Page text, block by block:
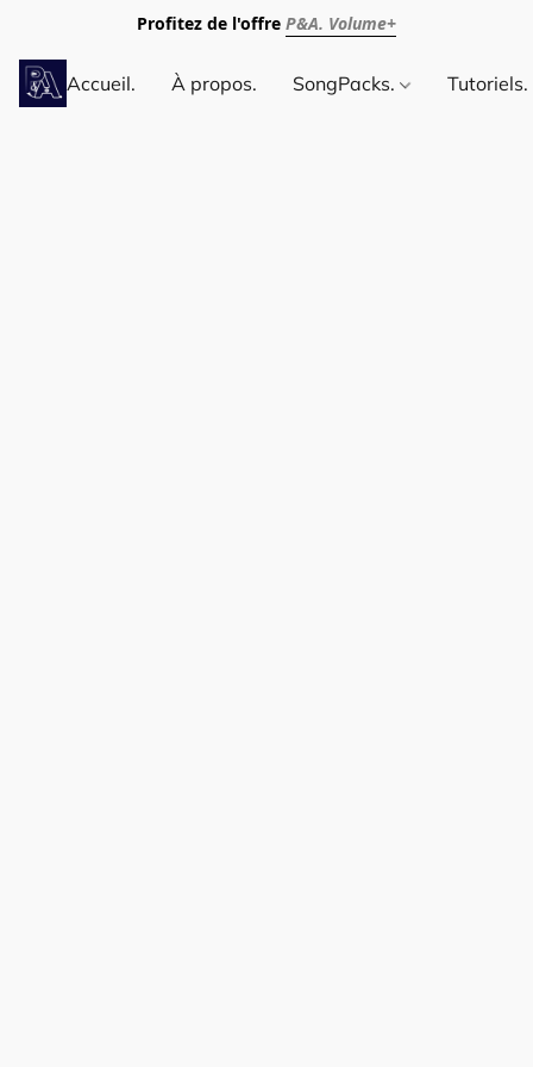
Profitez de l'offre P&A. Volume+
Accueil. À propos. SongPacks. Tutoriels.